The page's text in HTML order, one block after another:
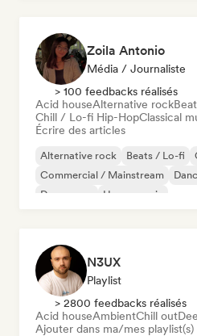
Zoila Antonio
Média / Journaliste
> 100 feedbacks réalisés
Acid houseAlternative rock
Chill / Lo-fi Hip-HopClassical
Écrire des articles
Alternative rock Beats / Lo-fi
Commercial / Mainstream
Dream pop
House music
N3UX
Playlist
> 2800 feedbacks réalisés
Acid houseAmbientChill out
Ajouter dans ma/mes